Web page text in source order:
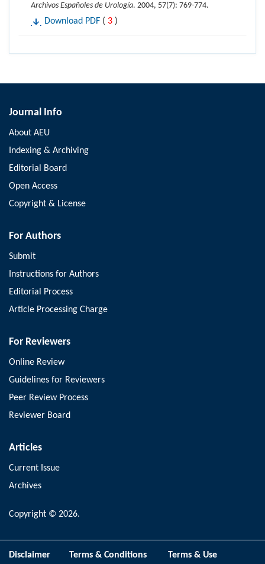
Archivos Españoles de Urología. 2004, 57(7): 769-774.
Download PDF ( 3 )
Journal Info
About AEU
Indexing & Archiving
Editorial Board
Open Access
Copyright & License
For Authors
Submit
Instructions for Authors
Editorial Process
Article Processing Charge
For Reviewers
Online Review
Guidelines for Reviewers
Peer Review Process
Reviewer Board
Articles
Current Issue
Archives
Copyright © 2026.
Disclaimer Terms & Conditions Terms & Use